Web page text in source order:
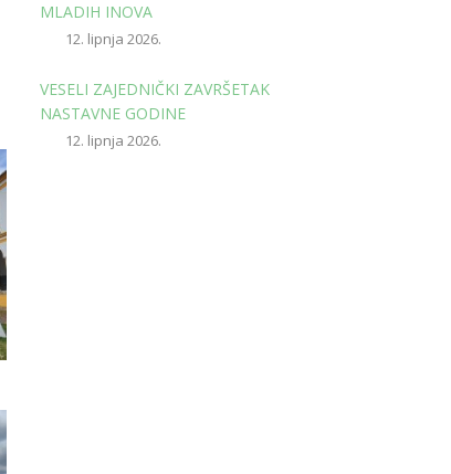
MLADIH INOVA
12. lipnja 2026.
VESELI ZAJEDNIČKI ZAVRŠETAK
NASTAVNE GODINE
12. lipnja 2026.